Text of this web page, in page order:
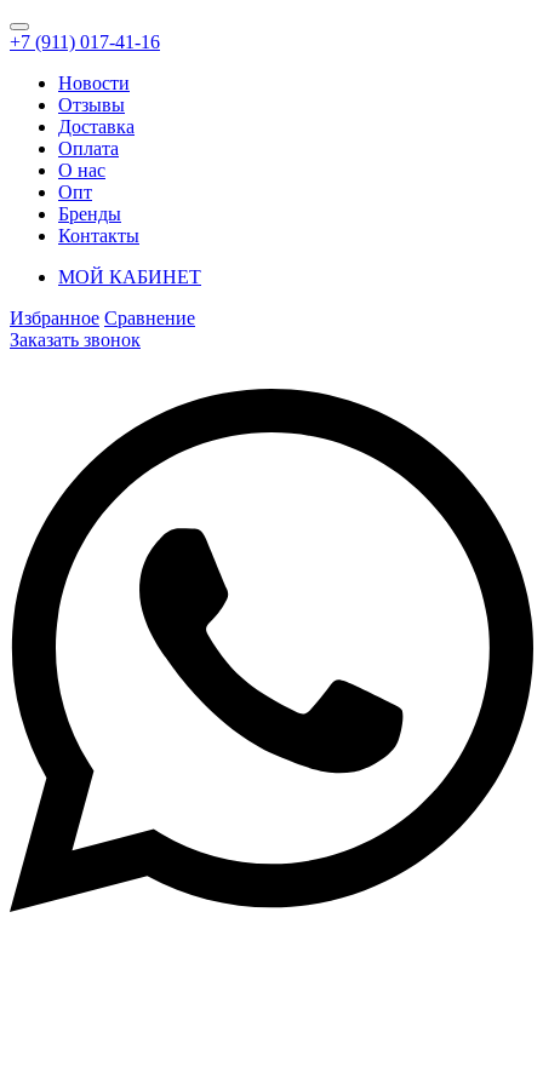
+7 (911) 017-41-16
Новости
Отзывы
Доставка
Оплата
О нас
Опт
Бренды
Контакты
МОЙ КАБИНЕТ
Избранное Сравнение
Заказать звонок